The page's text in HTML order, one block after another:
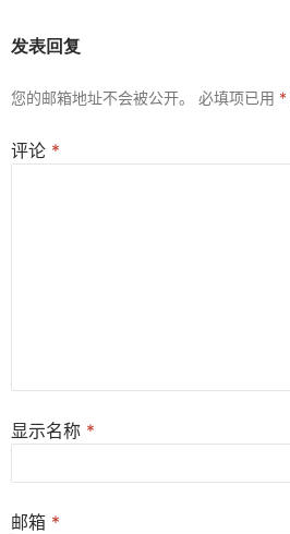
发表回复
您的邮箱地址不会被公开。 必填项已用 *
评论 *
显示名称 *
邮箱 *